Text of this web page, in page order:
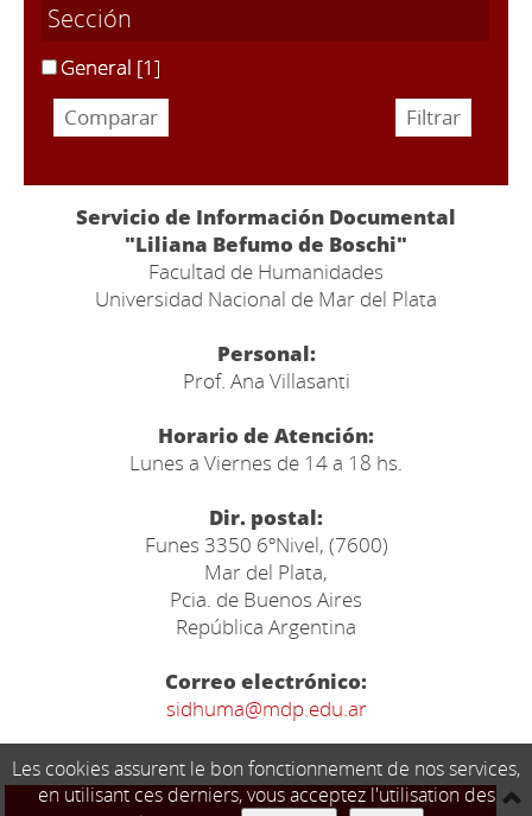
Sección
General [1]
Servicio de Información Documental
"Liliana Befumo de Boschi"
Facultad de Humanidades
Universidad Nacional de Mar del Plata
Personal:
Prof. Ana Villasanti
Horario de Atención:
Lunes a Viernes de 14 a 18 hs.
Dir. postal:
Funes 3350 6ºNivel, (7600)
Mar del Plata,
Pcia. de Buenos Aires
República Argentina
Correo electrónico:
sidhuma@mdp.edu.ar
Les cookies assurent le bon fonctionnement de nos services,
en utilisant ces derniers, vous acceptez l'utilisation des